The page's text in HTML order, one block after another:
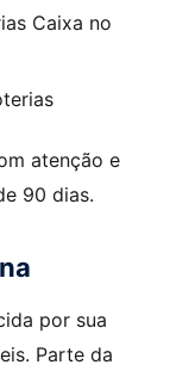
Caixa no
atenção e
90 dias.
por sua
Parte da